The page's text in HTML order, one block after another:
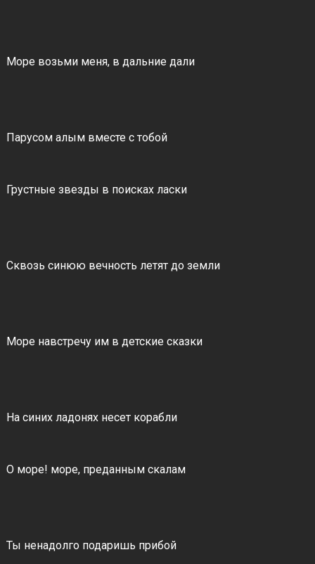
Море возьми меня, в дальние дали
Парусом алым вместе с тобой
Грустные звезды в поисках ласки
Сквозь синюю вечность летят до земли
Море навстречу им в детские сказки
На синих ладонях несет корабли
О море! море, преданным скалам
Ты ненадолго подаришь прибой